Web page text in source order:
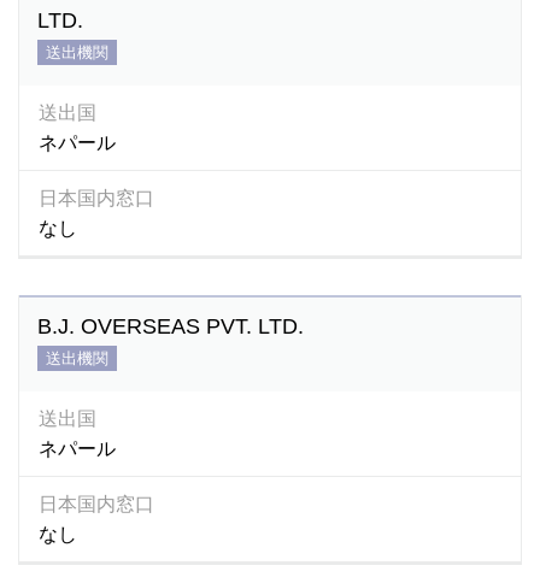
LTD.
送出機関
送出国
ネパール
日本国内窓口
なし
B.J. OVERSEAS PVT. LTD.
送出機関
送出国
ネパール
日本国内窓口
なし